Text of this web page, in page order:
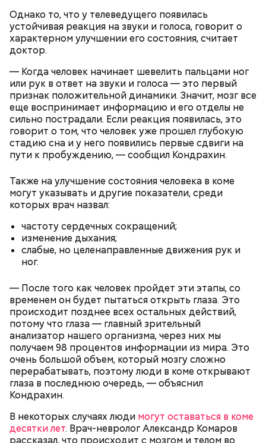
Однако то, что у телеведущего появилась
устойчивая реакция на звуки и голоса, говорит о
характерном улучшении его состояния, считает
доктор.
— Когда человек начинает шевелить пальцами ног
или рук в ответ на звуки и голоса — это первый
признак положительной динамики. Значит, мозг все
еще воспринимает информацию и его отделы не
сильно пострадали. Если реакция появилась, это
говорит о том, что человек уже прошел глубокую
стадию сна и у него появились первые сдвиги на
пути к пробуждению, — сообщил Кондрахин.
Также на улучшение состояния человека в коме
могут указывать и другие показатели, среди
которых врач назвал:
частоту сердечных сокращений;
изменение дыхания;
слабые, но целенаправленные движения рук и
ног.
— После того как человек пройдет эти этапы, со
временем он будет пытаться открыть глаза. Это
происходит позднее всех остальных действий,
потому что глаза — главный зрительный
анализатор нашего организма, через них мы
получаем 98 процентов информации из мира. Это
очень большой объем, который мозгу сложно
перерабатывать, поэтому люди в коме открывают
глаза в последнюю очередь, — объяснил
Кондрахин.
В некоторых случаях люди могут оставаться в коме
десятки лет. Врач-невролог Александр Комаров
рассказал, что происходит с мозгом и телом во
— Кабачки, порезанные кубиками, нужно легко
обжарить на сковороде. К ним добавляются зелень
Спагетти из кабачков
— В дыне содержится много сахара, который
представлен фруктозой. С одной стороны — это
хорошо, потому что дает энергию. Но важно
помнить, что сладкими дынями не нужно сильно
увлекаться, так же как и арбузами, людям с
сахарным диабетом и лишним весом, —
подчеркнула доктор.
Терапевт Кондрахин назвал
продукты и напитки, которые
выводят токсины из организма
Ранние плоды, по словам врача, лучше не есть:
Чистит сосуды и защищает от
рака: чем полезен кресс-салат